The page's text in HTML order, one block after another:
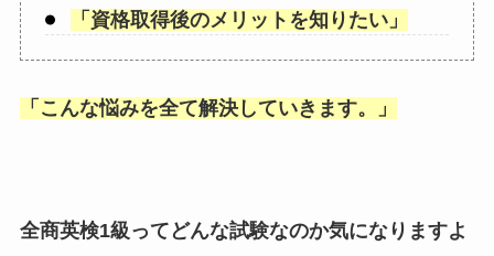
「 資格取得後のメリットを知りたい」
「 こんな悩みを全て解決していきます。 」
全商英検1級ってどんな試験なのか気になりますよ